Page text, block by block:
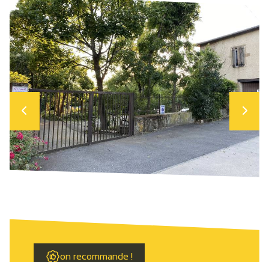
on recommande !